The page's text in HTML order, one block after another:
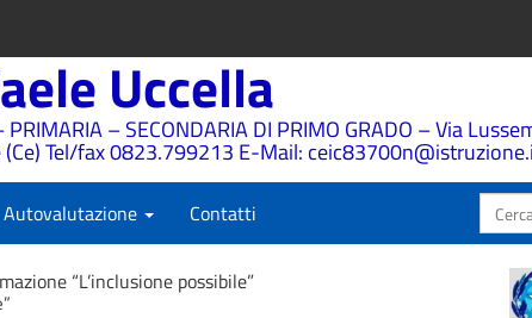
Uccella
PRIMARIA – SECONDARIA DI PRIMO GRADO – Via
(Ce) Tel/fax 0823.799213 E-Mail:
Cerca
Autovalutazione Contatti
“L’inclusione possibile”